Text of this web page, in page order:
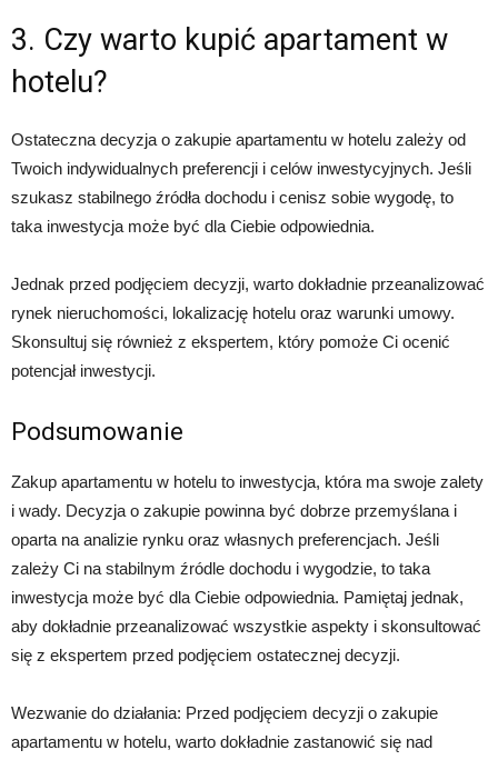
3. Czy warto kupić apartament w
hotelu?
Ostateczna decyzja o zakupie apartamentu w hotelu zależy od
Twoich indywidualnych preferencji i celów inwestycyjnych. Jeśli
szukasz stabilnego źródła dochodu i cenisz sobie wygodę, to
taka inwestycja może być dla Ciebie odpowiednia.
Jednak przed podjęciem decyzji, warto dokładnie przeanalizować
rynek nieruchomości, lokalizację hotelu oraz warunki umowy.
Skonsultuj się również z ekspertem, który pomoże Ci ocenić
potencjał inwestycji.
Podsumowanie
Zakup apartamentu w hotelu to inwestycja, która ma swoje zalety
i wady. Decyzja o zakupie powinna być dobrze przemyślana i
oparta na analizie rynku oraz własnych preferencjach. Jeśli
zależy Ci na stabilnym źródle dochodu i wygodzie, to taka
inwestycja może być dla Ciebie odpowiednia. Pamiętaj jednak,
aby dokładnie przeanalizować wszystkie aspekty i skonsultować
się z ekspertem przed podjęciem ostatecznej decyzji.
Wezwanie do działania: Przed podjęciem decyzji o zakupie
apartamentu w hotelu, warto dokładnie zastanowić się nad